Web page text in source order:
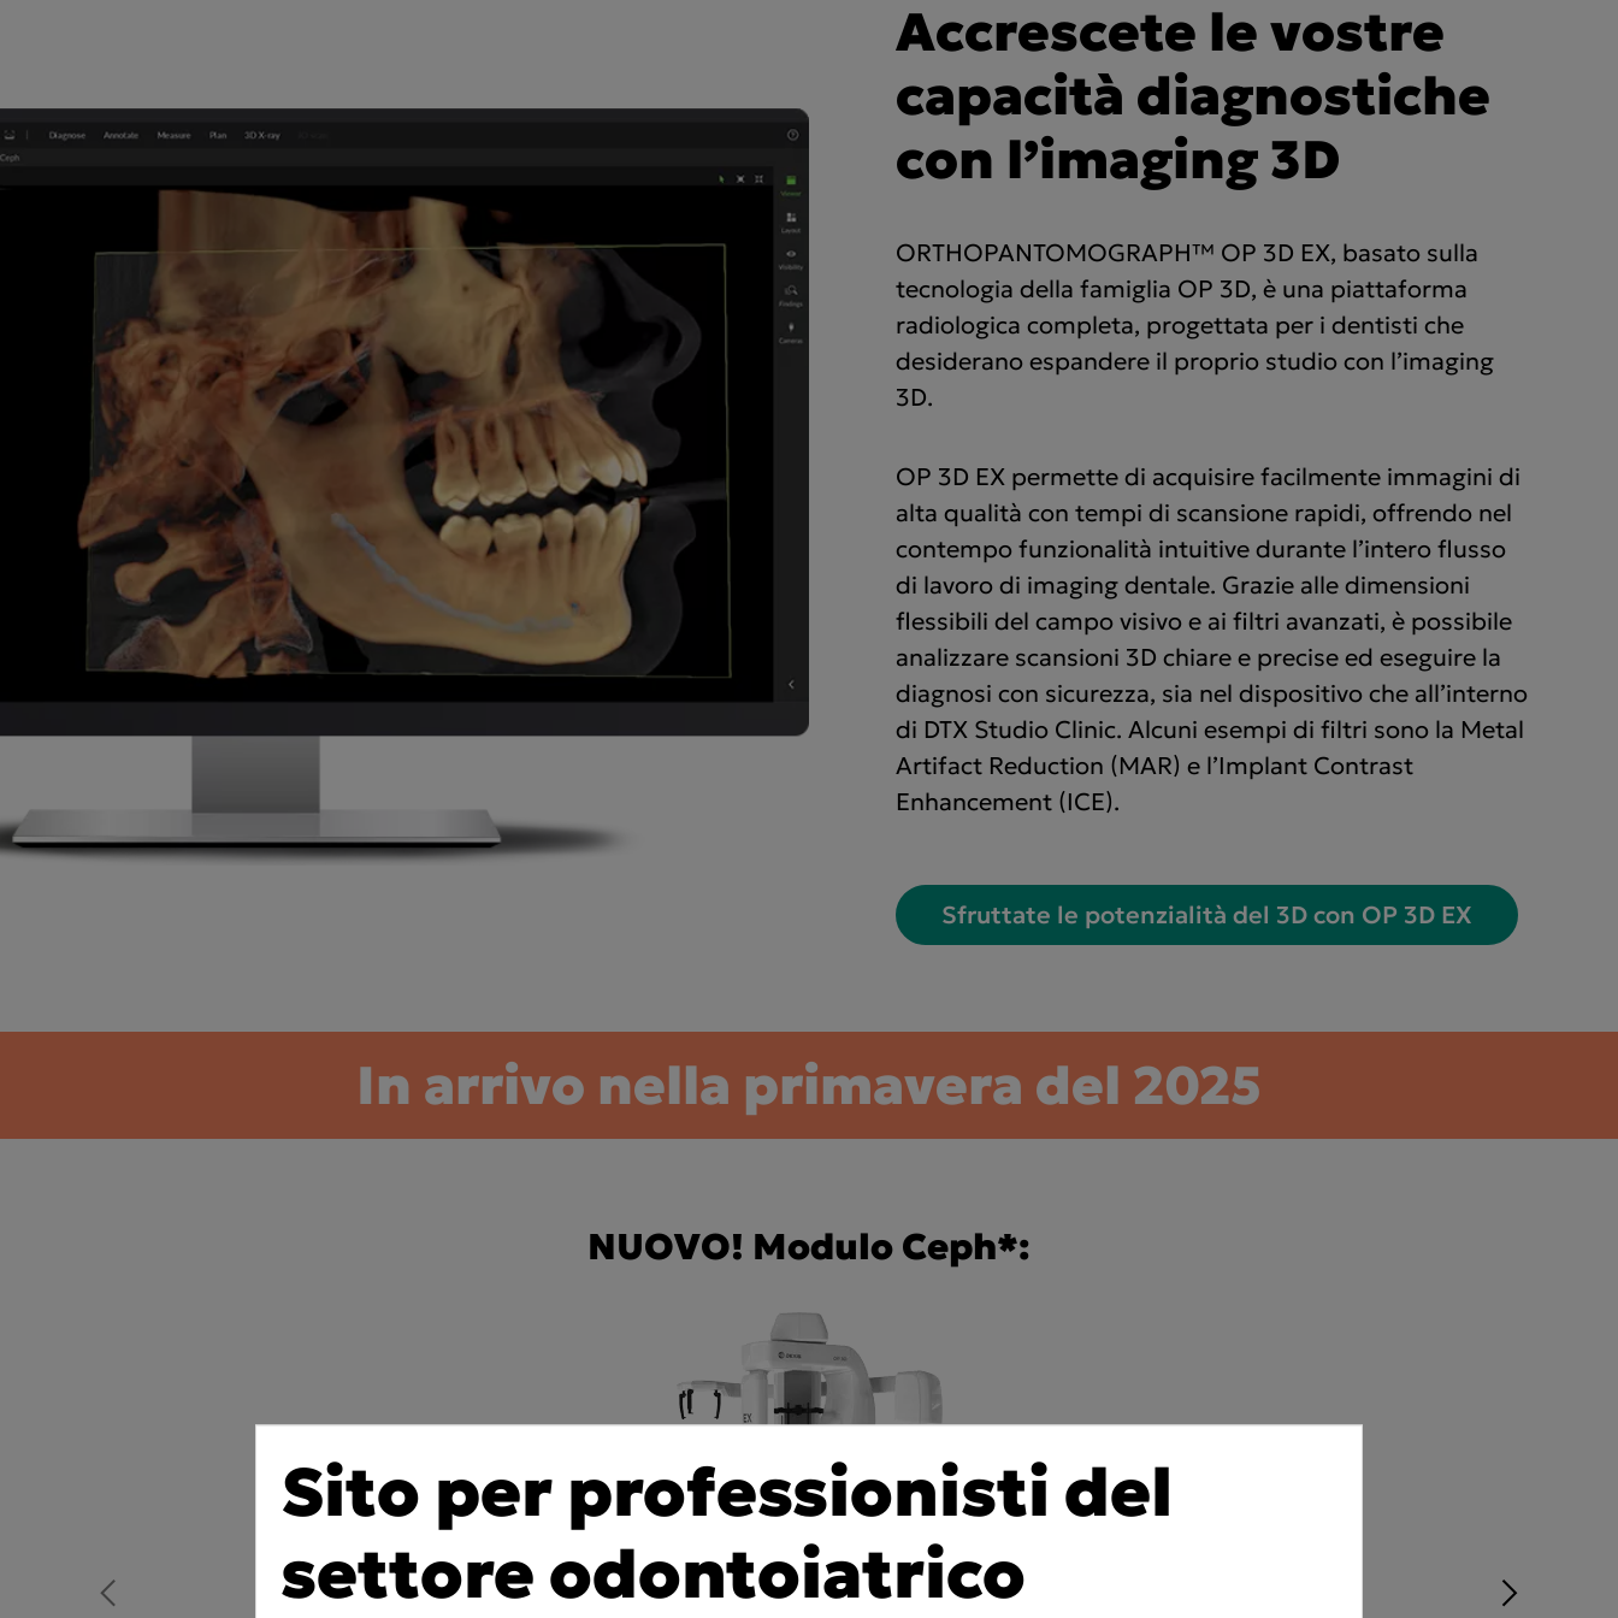
Accrescete le vostre
capacità diagnostiche
con l’imaging 3D
ORTHOPANTOMOGRAPH™ OP 3D EX, basato sulla
tecnologia della famiglia OP 3D, è una piattaforma
radiologica completa, progettata per i dentisti che
desiderano espandere il proprio studio con l’imaging
3D.
OP 3D EX permette di acquisire facilmente immagini di
alta qualità con tempi di scansione rapidi, offrendo nel
contempo funzionalità intuitive durante l’intero flusso
di lavoro di imaging dentale. Grazie alle dimensioni
flessibili del campo visivo e ai filtri avanzati, è possibile
analizzare scansioni 3D chiare e precise ed eseguire la
diagnosi con sicurezza, sia nel dispositivo che all’interno
di DTX Studio Clinic. Alcuni esempi di filtri sono la Metal
Artifact Reduction (MAR) e l’Implant Contrast
Enhancement (ICE).
Sfruttate le potenzialità del 3D con OP 3D EX
In arrivo nella primavera del 2025
NUOVO! Modulo Ceph*:
Sito per professionisti del
settore odontoiatrico